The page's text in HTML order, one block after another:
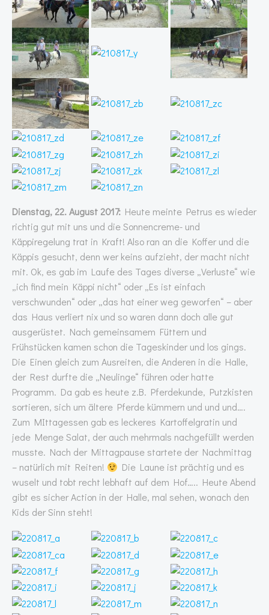
Dienstag, 22. August 2017: Heute meinte Petrus es wieder
richtig gut mit uns und die Sonnencreme- und
Käppiregelung trat in Kraft! Also ran an die Koffer und die
Käppis gesucht, denn wer keins aufzieht, der macht nicht
mit. Ok, es gab im Laufe des Tages diverse „Verluste“ wie
„ich find mein Käppi nicht“ oder „Es ist einfach
verschwunden“ oder „das hat einer weg geworfen“ – aber
das Haus verliert nix und so waren dann doch alle gut
ausgerüstet. Nach gemeinsamem Füttern und
Frühstücken kamen schon die Tageskinder und los gings.
Die Einen gleich zum Ausreiten, die Anderen in die Halle,
der Rest durfte die „Neulinge“ führen oder hatte
Programm. Da gab es heute z.B. Pferdekunde, Putzkisten
sortieren, sich um ältere Pferde kümmern und und und….
Zum MIttagessen gab es leckeres Kartoffelgratin und
jede Menge Salat, der auch mehrmals nachgefüllt werden
musste. Nach der Mittagpause startete der Nachmittag
– natürlich mit Reiten!
Die Laune ist prächtig und es
wuselt und tobt recht lebhaft auf dem Hof….. Heute Abend
gibt es sicher Action in der Halle, mal sehen, wonach den
Kids der Sinn steht!